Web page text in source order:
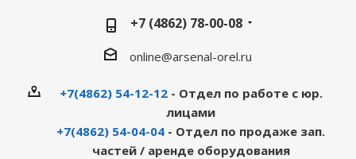
+7 (4862) 78-00-08
online@arsenal-orel.ru
+7(4862) 54-12-12- Отдел по работе с юр.
лицами
+7(4862) 54-04-04 - Отдел по продаже зап.
частей / аренде оборудования